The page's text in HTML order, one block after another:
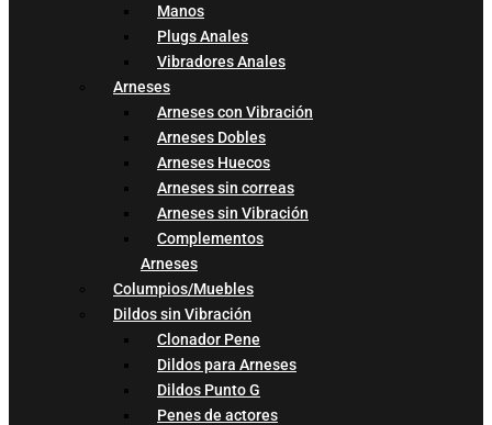
Manos
Plugs Anales
Vibradores Anales
Arneses
Arneses con Vibración
Arneses Dobles
Arneses Huecos
Arneses sin correas
Arneses sin Vibración
Complementos
Arneses
Columpios/Muebles
Dildos sin Vibración
Clonador Pene
Dildos para Arneses
Dildos Punto G
Penes de actores